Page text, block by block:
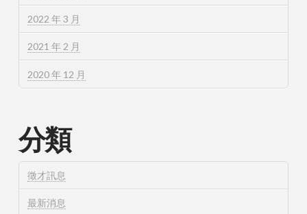
2022 年 3 月
2021 年 2 月
2020 年 12 月
分類
徵才訊息
最新消息